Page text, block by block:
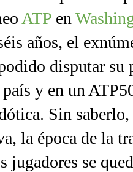
ATP en
años, el
disputar su
y en un
Sin saberlo,
la época de la
jugadores se